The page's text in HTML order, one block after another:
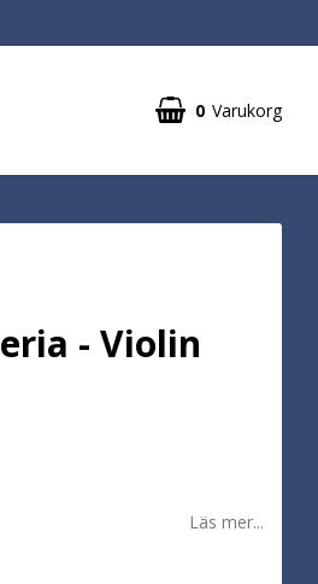
0 Varukorg
- Violin
Läs mer...